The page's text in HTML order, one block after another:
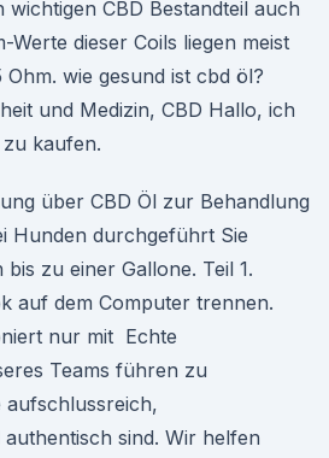
wichtigen CBD Bestandteil auch
Werte dieser Coils liegen meist
wie gesund ist cbd öl?
und Medizin, CBD Hallo, ich
zu kaufen.
über CBD Öl zur Behandlung
Hunden durchgeführt Sie
zu einer Gallone. Teil 1.
auf dem Computer trennen.
nur mit Echte
Teams führen zu
aufschlussreich,
sind. Wir helfen